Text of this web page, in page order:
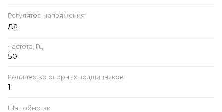
Регулятор напряжения
да
Частота, Гц
50
Количество опорных подшипников
1
Шаг обмотки